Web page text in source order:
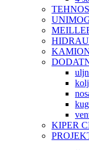
KIPER